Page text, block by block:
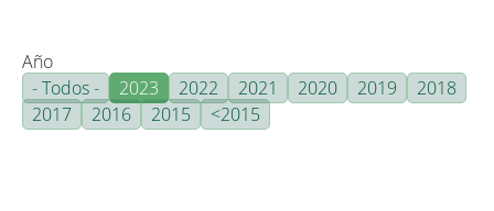
Año
- Todos -
2023 2022 2021 2020 2019
2018
2017
2016 2015 <2015